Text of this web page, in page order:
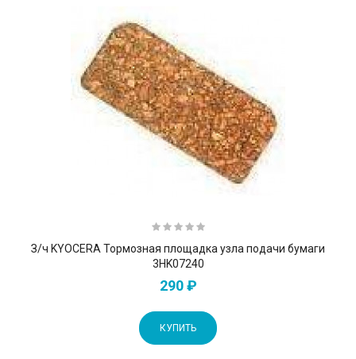
З/ч KYOCERA Тормозная площадка узла подачи бумаги
3HK07240
290 ₽
КУПИТЬ